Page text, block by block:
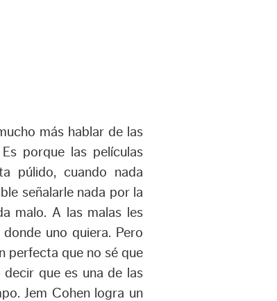
más hablar de las
porque las películas
púlido, cuando nada
señalarle nada por la
malo. A las malas les
uno quiera. Pero
perfecta que no sé que
que es una de las
Jem Cohen logra un